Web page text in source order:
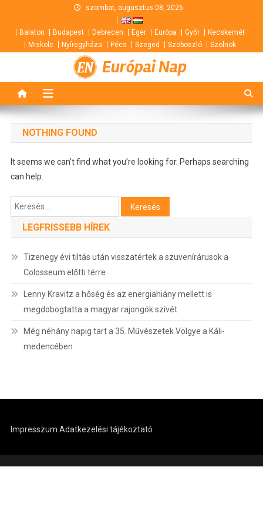
content
szombat, augusztus 08, 2026
Balaton Budapest Debrecen Eger Európa Győr
Kecskemét
Miskolc
Nyíregyháza Pécs Szeged Szoboszló Szolnok
Európai Nap
NOTHING FOUND
It seems we can’t find what you’re looking for. Perhaps searching
can help.
Keresés:
LEGFRISSEBB HÍREK
Tizenegy évi tiltás után visszatértek a szuvenírárusok a
Colosseum előtti térre
Lenny Kravitz a hőség és az energiahiány mellett is
megdobogtatta a magyar rajongók szívét
Még néhány napig tart a 35. Művészetek Völgye a Káli-
medencében
Impresszum Adatkezelési tájékoztató